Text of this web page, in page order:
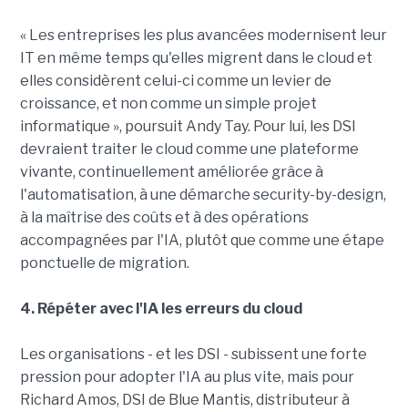
« Les entreprises les plus avancées modernisent leur
IT en même temps qu'elles migrent dans le cloud et
elles considèrent celui-ci comme un levier de
croissance, et non comme un simple projet
informatique », poursuit Andy Tay. Pour lui, les DSI
devraient traiter le cloud comme une plateforme
vivante, continuellement améliorée grâce à
l'automatisation, à une démarche security-by-design,
à la maîtrise des coûts et à des opérations
accompagnées par l'IA, plutôt que comme une étape
ponctuelle de migration.
4. Répéter avec l'IA les erreurs du cloud
Les organisations - et les DSI - subissent une forte
pression pour adopter l'IA au plus vite, mais pour
Richard Amos, DSI de Blue Mantis, distributeur à